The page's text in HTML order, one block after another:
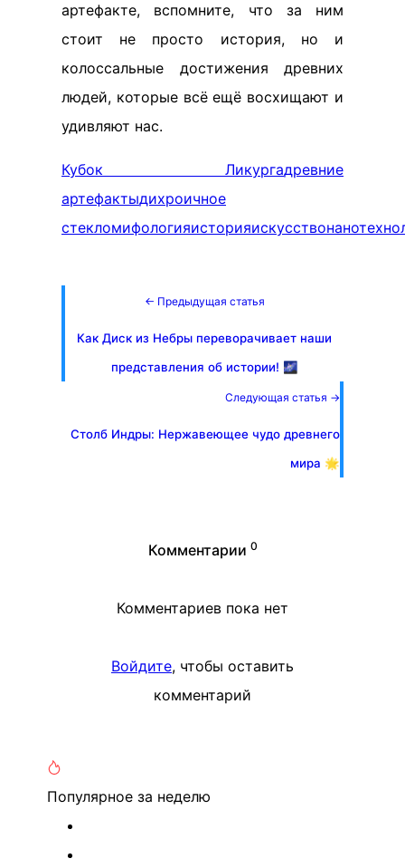
артефакте, вспомните, что за ним
стоит не просто история, но и
колоссальные достижения древних
людей, которые всё ещё восхищают и
удивляют нас.
Кубок Ликургадревние
артефактыдихроичное
стекломифологияисторияискусство
← Предыдущая статья
Как Диск из Небры переворачивает наши
представления об истории! 🌌
Следующая статья →
Столб Индры: Нержавеющее чудо древнего
мира 🌟
Комментарии 0
Комментариев пока нет
Войдите, чтобы оставить
комментарий
Популярное за неделю